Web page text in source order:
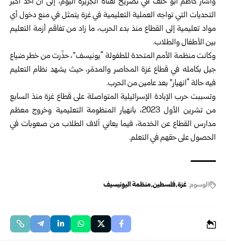
التحديات التي تواجه العملية التعليمية في غزة يتمثل في منع دخول أي
مواد تعليمية إلى القطاع منذ بدء الحرب، ما زاد من تفاقم أزمة التعليم
بين الأطفال والطلاب.
وكانت منظمة الأمم المتحدة للطفولة “يونيسف”، حذّرت من خطر ضياع
جيل بكامله في قطاع غزة المحاصر والمدمّر، حيث يشهد نظام التعليم
فيه حالة “انهيار” بعد عامين من الحرب.
وتسببت حرب الإبادة الإسرائيلية المتواصلة على قطاع غزة منذ السابع
من تشرين الأول 2023، بانهيار المنظومة التعليمية وخروج معظم
مدارس القطاع عن الخدمة، فيما يعاني آلاف الطلاب من صعوبات في
الحصول على حقهم في التعلم.
الوسوم:غزة فلسطين منظمة اليونيسيف